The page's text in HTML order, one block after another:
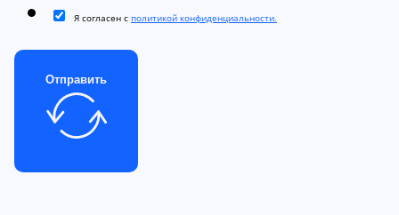
Я согласен с политикой конфиденциальности.
Отправить